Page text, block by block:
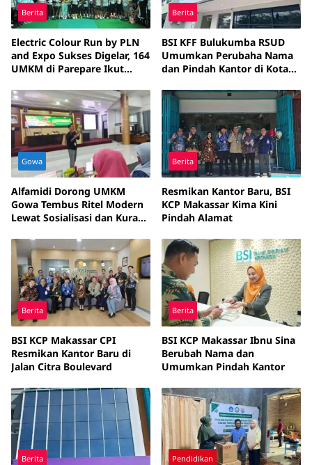
Berita
Electric Colour Run by PLN
and Expo Sukses Digelar, 164
UMKM di Parepare Ikut
Berita
BSI KFF Bulukumba RSUD
Umumkan Perubaha Nama
dan Pindah Kantor di Kota
Gowa
Alfamidi Dorong UMKM
Gowa Tembus Ritel Modern
Lewat Sosialisasi dan Kurasi
Berita
Resmikan Kantor Baru, BSI
KCP Makassar Kima Kini
Pindah Alamat
Berita
BSI KCP Makassar CPI
Resmikan Kantor Baru di
Jalan Citra Boulevard
Berita
BSI KCP Makassar Ibnu Sina
Berubah Nama dan
Umumkan Pindah Kantor
Berita Pendidikan